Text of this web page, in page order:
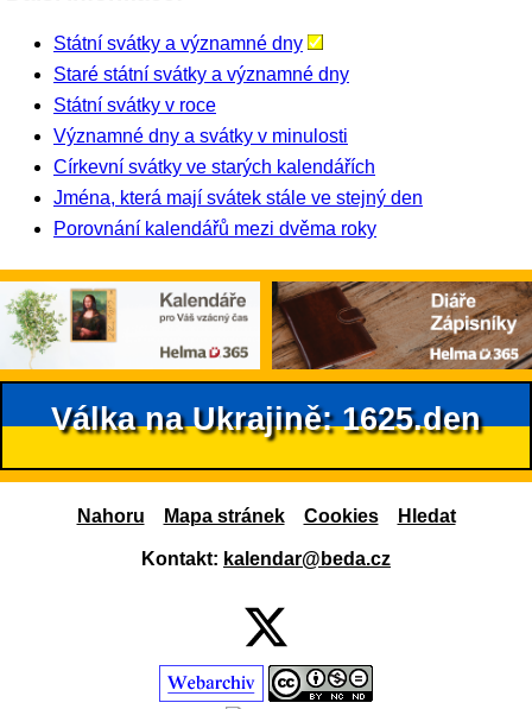
Státní svátky a významné dny
Staré státní svátky a významné dny
Státní svátky v roce
Významné dny a svátky v minulosti
Církevní svátky ve starých kalendářích
Jména, která mají svátek stále ve stejný den
Porovnání kalendářů mezi dvěma roky
Válka na Ukrajině: 1625.den
Nahoru Mapa stránek Cookies Hledat
Kontakt: kalendar@beda.cz